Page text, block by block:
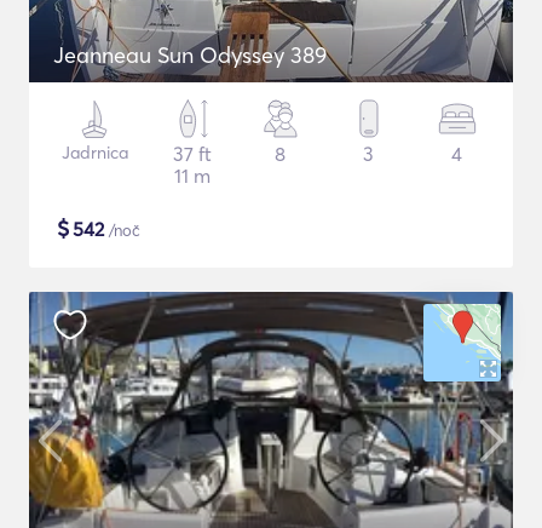
Jeanneau Sun Odyssey 389
Jadrnica
37 ft
11 m
8 3 4
$542/noč